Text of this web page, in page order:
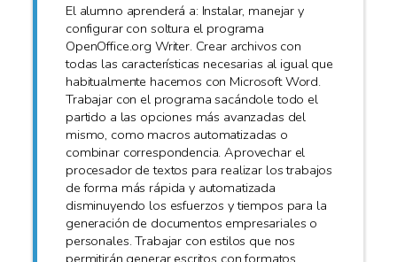
El alumno aprenderá a: Instalar, manejar y
configurar con soltura el programa
OpenOffice.org Writer. Crear archivos con
todas las características necesarias al igual que
habitualmente hacemos con Microsoft Word.
Trabajar con el programa sacándole todo el
partido a las opciones más avanzadas del
mismo, como macros automatizadas o
combinar correspondencia. Aprovechar el
procesador de textos para realizar los trabajos
de forma más rápida y automatizada
disminuyendo los esfuerzos y tiempos para la
generación de documentos empresariales o
personales. Trabajar con estilos que nos
permitirán generar escritos con formatos